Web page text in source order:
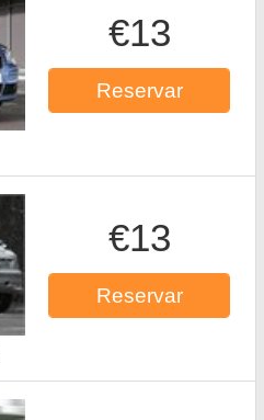
€13
Reservar
€13
Reservar